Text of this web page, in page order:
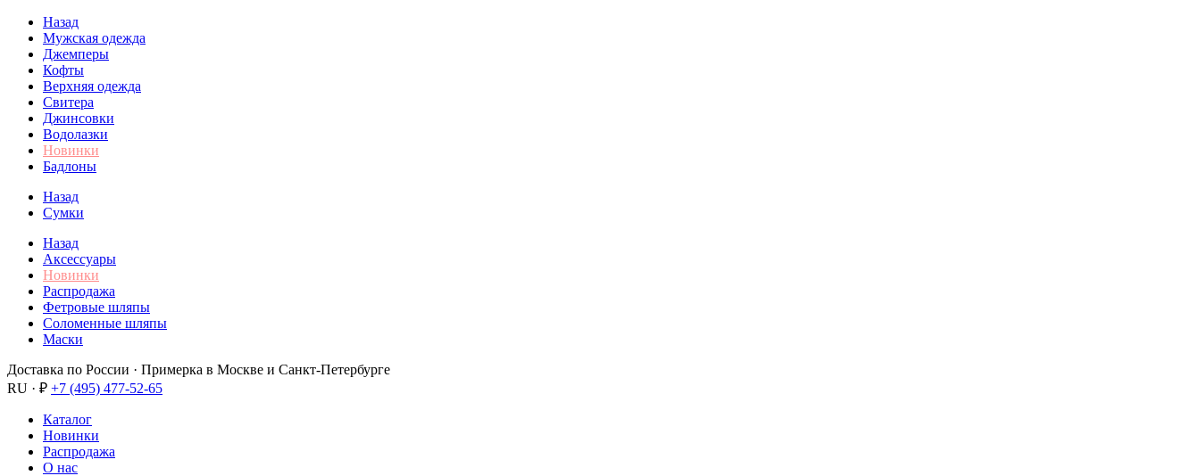
Назад
Мужская одежда
Джемперы
Кофты
Верхняя одежда
Свитера
Джинсовки
Водолазки
Новинки
Бадлоны
Назад
Сумки
Назад
Аксессуары
Новинки
Распродажа
Фетровые шляпы
Соломенные шляпы
Маски
Доставка по России · Примерка в Москве и Санкт-Петербурге
RU · ₽ +7 (495) 477-52-65
Каталог
Новинки
Распродажа
О нас